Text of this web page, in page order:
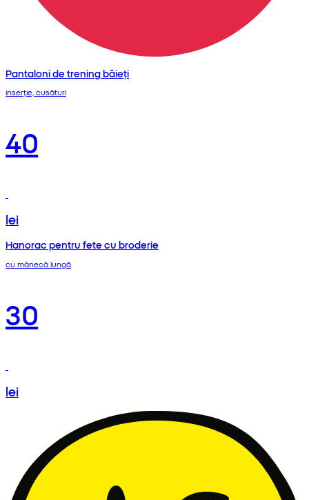
Pantaloni de trening băieți
inserție, cusături
40
lei
Hanorac pentru fete cu broderie
cu mânecă lungă
30
lei